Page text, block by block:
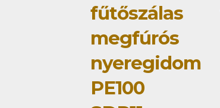
fűtőszálas
megfúrós
nyeregidom
PE100